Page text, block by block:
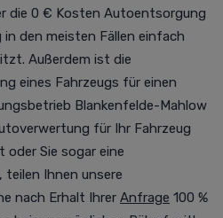
die 0 € Kosten Autoentsorgung
den meisten Fällen einfach
Außerdem ist die
eines Fahrzeugs für einen
Blankenfelde-Mahlow
für Ihr Fahrzeug
Sie sogar eine
Ihnen unsere
nach Erhalt Ihrer Anfrage 100 %